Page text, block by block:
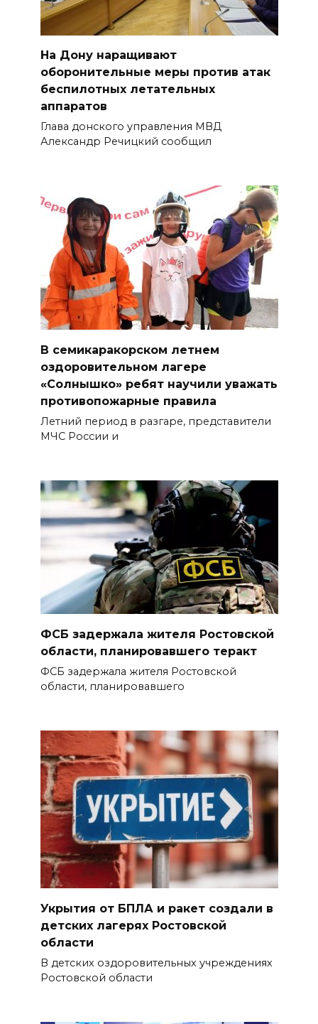
На Дону наращивают
оборонительные меры против атак
беспилотных летательных
аппаратов
Глава донского управления МВД
Александр Речицкий сообщил
В семикаракорском летнем
оздоровительном лагере
«Солнышко» ребят научили уважать
противопожарные правила
Летний период в разгаре, представители
МЧС России и
ФСБ задержала жителя Ростовской
области, планировавшего теракт
ФСБ задержала жителя Ростовской
области, планировавшего
Укрытия от БПЛА и ракет создали в
детских лагерях Ростовской
области
В детских оздоровительных учреждениях
Ростовской области